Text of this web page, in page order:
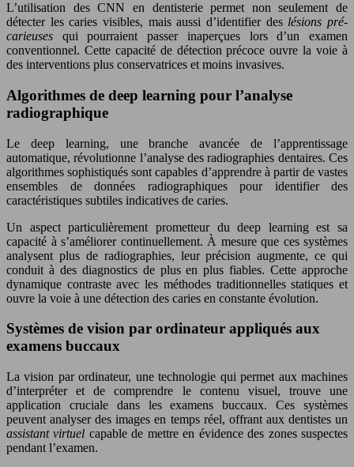
L’utilisation des CNN en dentisterie permet non seulement de
détecter les caries visibles, mais aussi d’identifier des lésions pré-
carieuses qui pourraient passer inaperçues lors d’un examen
conventionnel. Cette capacité de détection précoce ouvre la voie à
des interventions plus conservatrices et moins invasives.
Algorithmes de deep learning pour l’analyse
radiographique
Le deep learning, une branche avancée de l’apprentissage
automatique, révolutionne l’analyse des radiographies dentaires. Ces
algorithmes sophistiqués sont capables d’apprendre à partir de vastes
ensembles de données radiographiques pour identifier des
caractéristiques subtiles indicatives de caries.
Un aspect particulièrement prometteur du deep learning est sa
capacité à s’améliorer continuellement. À mesure que ces systèmes
analysent plus de radiographies, leur précision augmente, ce qui
conduit à des diagnostics de plus en plus fiables. Cette approche
dynamique contraste avec les méthodes traditionnelles statiques et
ouvre la voie à une détection des caries en constante évolution.
Systèmes de vision par ordinateur appliqués aux
examens buccaux
La vision par ordinateur, une technologie qui permet aux machines
d’interpréter et de comprendre le contenu visuel, trouve une
application cruciale dans les examens buccaux. Ces systèmes
peuvent analyser des images en temps réel, offrant aux dentistes un
assistant virtuel capable de mettre en évidence des zones suspectes
pendant l’examen.